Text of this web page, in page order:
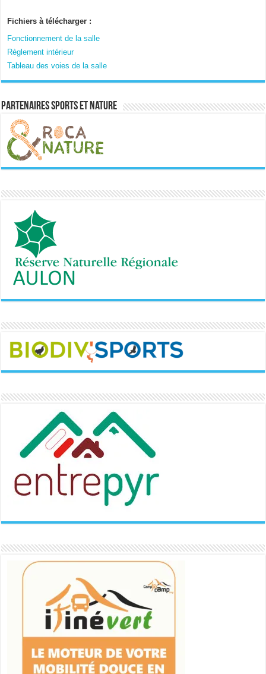
Fichiers à télécharger :
Fonctionnement de la salle
Règlement intérieur
Tableau des voies de la salle
Partenaires sports et nature